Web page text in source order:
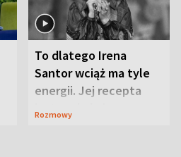
To dlatego Irena
Santor wciąż ma tyle
energii. Jej recepta
jest zaskakująco
Rozmowy